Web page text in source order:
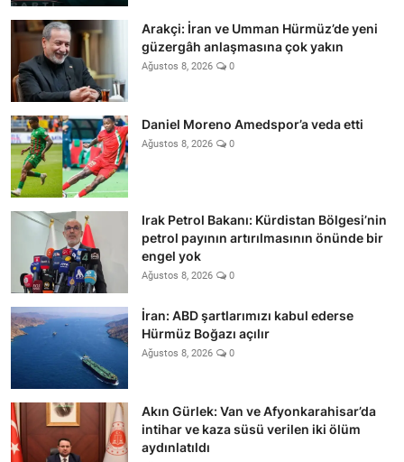
Arakçi: İran ve Umman Hürmüz’de yeni
güzergâh anlaşmasına çok yakın
Ağustos 8, 2026 0
Daniel Moreno Amedspor’a veda etti
Ağustos 8, 2026 0
Irak Petrol Bakanı: Kürdistan Bölgesi’nin
petrol payının artırılmasının önünde bir
engel yok
Ağustos 8, 2026 0
İran: ABD şartlarımızı kabul ederse
Hürmüz Boğazı açılır
Ağustos 8, 2026 0
Akın Gürlek: Van ve Afyonkarahisar’da
intihar ve kaza süsü verilen iki ölüm
aydınlatıldı